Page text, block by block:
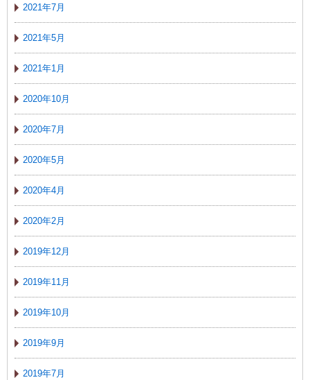
2021年7月
2021年5月
2021年1月
2020年10月
2020年7月
2020年5月
2020年4月
2020年2月
2019年12月
2019年11月
2019年10月
2019年9月
2019年7月